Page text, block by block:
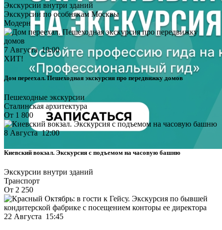
Экскурсии внутри зданий
Экскурсии по особнякам Москвы
Модерн
7 Августа 19:00
ХИТ!
Дом переехал. Пешеходная экскурсия про передвижку домов
Пешеходные экскурсии
Сталинская архитектура
От 1 800
8 Августа 12:00
Киевский вокзал. Экскурсия с подъемом на часовую башню
Экскурсии внутри зданий
Транспорт
От 2 250
22 Августа 15:45